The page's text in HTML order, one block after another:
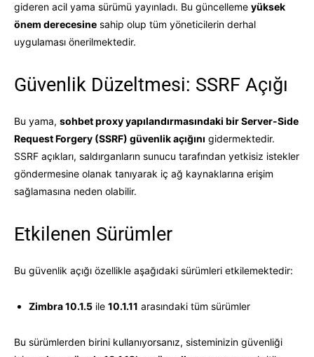
gideren acil yama sürümü yayınladı. Bu güncelleme yüksek
önem derecesine sahip olup tüm yöneticilerin derhal
uygulaması önerilmektedir.
Güvenlik Düzeltmesi: SSRF Açığı
Bu yama, sohbet proxy yapılandırmasındaki bir Server-Side
Request Forgery (SSRF) güvenlik açığını gidermektedir.
SSRF açıkları, saldırganların sunucu tarafından yetkisiz istekler
göndermesine olanak tanıyarak iç ağ kaynaklarına erişim
sağlamasına neden olabilir.
Etkilenen Sürümler
Bu güvenlik açığı özellikle aşağıdaki sürümleri etkilemektedir:
Zimbra 10.1.5 ile 10.1.11 arasındaki tüm sürümler
Bu sürümlerden birini kullanıyorsanız, sisteminizin güvenliği